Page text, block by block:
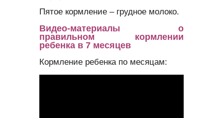
Пятое кормление – грудное молоко.
Видео-материалы о
правильном кормлении
ребенка в 7 месяцев
Кормление ребенка по месяцам: